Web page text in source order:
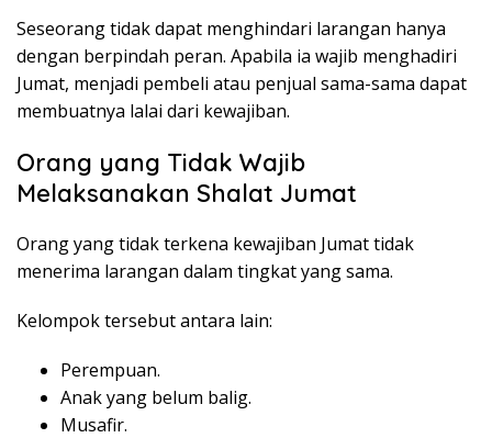
Seseorang tidak dapat menghindari larangan hanya
dengan berpindah peran. Apabila ia wajib menghadiri
Jumat, menjadi pembeli atau penjual sama-sama dapat
membuatnya lalai dari kewajiban.
Orang yang Tidak Wajib
Melaksanakan Shalat Jumat
Orang yang tidak terkena kewajiban Jumat tidak
menerima larangan dalam tingkat yang sama.
Kelompok tersebut antara lain:
Perempuan.
Anak yang belum balig.
Musafir.